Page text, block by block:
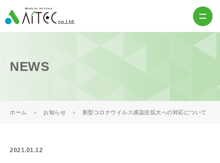
NEWS
ホーム お知らせ 新型コロナウイルス感染症拡大への対応について
2021.01.12